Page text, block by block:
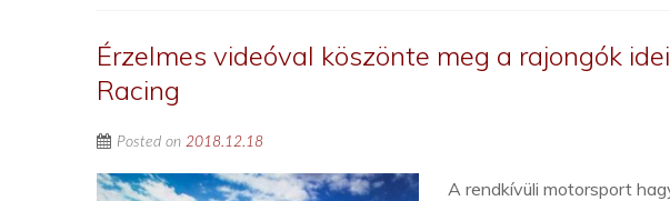
Érzelmes videóval köszönte meg a rajongók
Racing
Posted on 2018.12.18
A rendkívüli motorsport